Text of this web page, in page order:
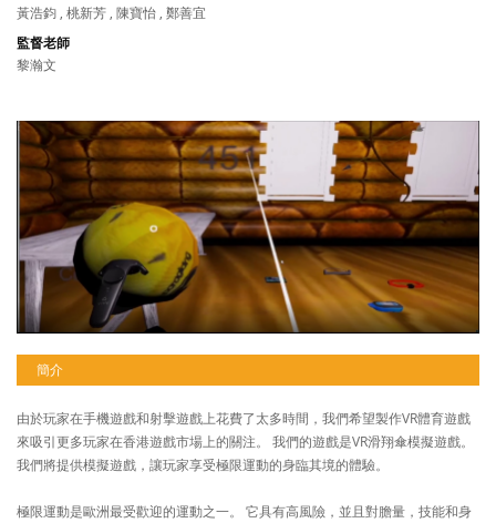
黃浩鈞 , 桃新芳 , 陳寶怡 , 鄭善宜
監督老師
黎瀚文
簡介
由於玩家在手機遊戲和射擊遊戲上花費了太多時間，我們希望製作VR體育遊戲
來吸引更多玩家在香港遊戲市場上的關注。 我們的遊戲是VR滑翔傘模擬遊戲。
我們將提供模擬遊戲，讓玩家享受極限運動的身臨其境的體驗。
極限運動是歐洲最受歡迎的運動之一。 它具有高風險，並且對膽量，技能和身